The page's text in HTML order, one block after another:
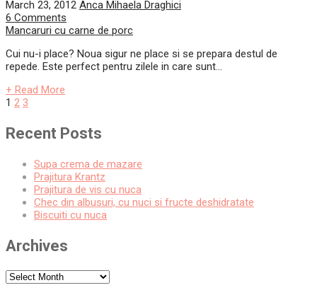
March 23, 2012 Anca Mihaela Draghici
6 Comments
Mancaruri cu carne de porc
Cui nu-i place? Noua sigur ne place si se prepara destul de
repede. Este perfect pentru zilele in care sunt...
+ Read More
Posts
pagination
1 2 3
Recent Posts
Supa crema de mazare
Prajitura Krantz
Prajitura de vis cu nuca
Chec din albusuri, cu nuci si fructe deshidratate
Biscuiti cu nuca
Archives
Archives